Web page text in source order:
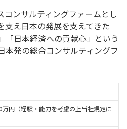
コンサルティングファームとし
支え日本の発展を支えてきた
「日本経済への貢献心」という
本発の総合コンサルティングフ
円（経験・能力を考慮の上当社規定に